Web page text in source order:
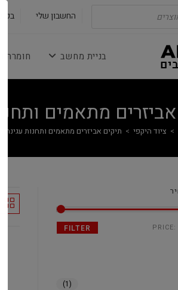
החשבון שלי
בניית מחשב חומרה
מתאמים
> ציוד היקפי > תיקים אביזרים מתאמים ותחנות עגינה
FILTER PRICE:
(1)